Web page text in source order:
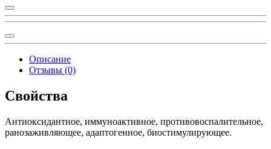
Описание
Отзывы (0)
Свойства
Антиоксидантное, иммуноактивное, противовоспалительное,
ранозаживляющее, адаптогенное, биостимулирующее.